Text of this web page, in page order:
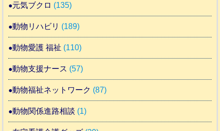
元気ブクロ (135)
動物リハビリ (189)
動物愛護 福祉 (110)
動物支援ナース (57)
動物福祉ネットワーク (87)
動物関係進路相談 (1)